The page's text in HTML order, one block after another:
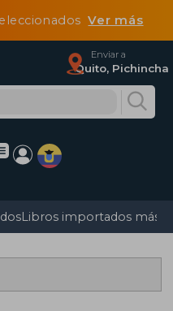
Ver más
Enviar a
Quito, Pichincha
Libros importados más